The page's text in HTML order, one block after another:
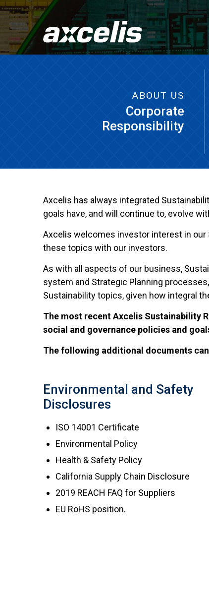
ABOUT US
Corporate
Responsibility
Axcelis has always integrated
goals have, and will continue to, evolve
Axcelis welcomes investor interest in our
these topics with our investors.
As with all aspects of our business,
system and Strategic Planning
Sustainability topics, given how integral
The most recent Axcelis Sustainability
social and governance policies and
The following additional documents
Environmental and Safety
Disclosures
ISO 14001 Certificate
Environmental Policy
Health & Safety Policy
California Supply Chain Disclosure
2019 REACH FAQ for Suppliers
EU RoHS position.